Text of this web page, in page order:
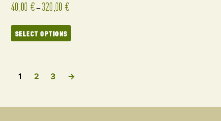
40,00 € –320,00 €
SELECT OPTIONS
1 2 3 →